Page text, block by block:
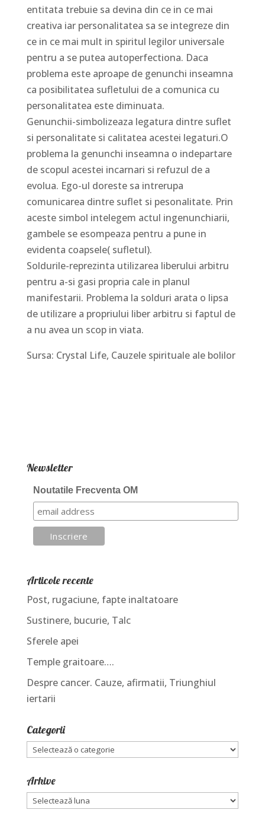
entitata trebuie sa devina din ce in ce mai
creativa iar personalitatea sa se integreze din
ce in ce mai mult in spiritul legilor universale
pentru a se putea autoperfectiona. Daca
problema este aproape de genunchi inseamna
ca posibilitatea sufletului de a comunica cu
personalitatea este diminuata.
Genunchii-simbolizeaza legatura dintre suflet
si personalitate si calitatea acestei legaturi.O
problema la genunchi inseamna o indepartare
de scopul acestei incarnari si refuzul de a
evolua. Ego-ul doreste sa intrerupa
comunicarea dintre suflet si pesonalitate. Prin
aceste simbol intelegem actul ingenunchiarii,
gambele se esompeaza pentru a pune in
evidenta coapsele( sufletul).
Soldurile-reprezinta utilizarea liberului arbitru
pentru a-si gasi propria cale in planul
manifestarii. Problema la solduri arata o lipsa
de utilizare a propriului liber arbitru si faptul de
a nu avea un scop in viata.
Sursa: Crystal Life, Cauzele spirituale ale bolilor
Newsletter
Noutatile Frecventa OM
Articole recente
Post, rugaciune, fapte inaltatoare
Sustinere, bucurie, Talc
Sferele apei
Temple graitoare….
Despre cancer. Cauze, afirmatii, Triunghiul
iertarii
Categorii
Categorii
Arhive
Arhive